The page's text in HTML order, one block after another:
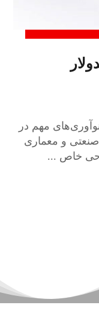
مهم در
و معماری
خاص ...